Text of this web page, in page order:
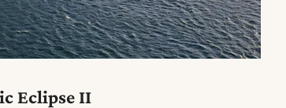
Eclipse II